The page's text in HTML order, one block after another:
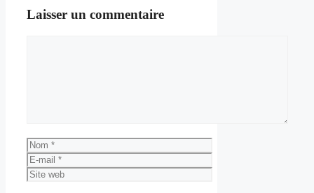
Laisser un commentaire
Nom
E-
mail
Site
web